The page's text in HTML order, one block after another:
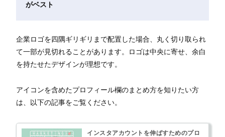
がベスト
企業ロゴを四隅ギリギリまで配置した場合、丸く切り取られ
て一部が見切れることがあります。ロゴは中央に寄せ、余白
を持たせたデザインが理想です。
アイコンを含めたプロフィール欄のまとめ方を知りたい方
は、以下の記事をご覧ください。
インスタアカウントを伸ばすためのプロ